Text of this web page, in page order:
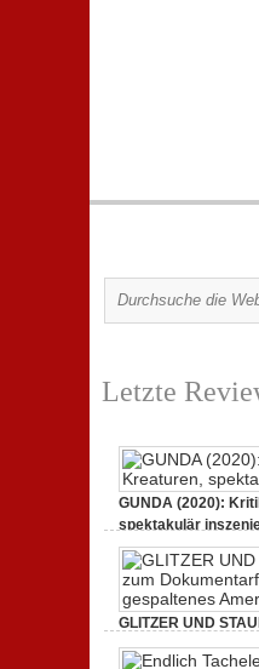
Letzte
GUNDA (2020):
spektakulär
GLITZER UND
Dokumentarfilm.
3. Oktober 2020,2